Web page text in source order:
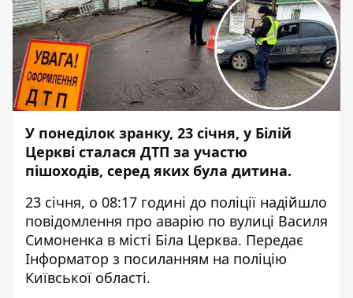
У понеділок зранку, 23 січня, у Білій
Церкві сталася ДТП за участю
пішоходів, серед яких була дитина.
23 січня, о 08:17 годині до поліції надійшло
повідомлення про аварію по вулиці Василя
Симоненка в місті Біла Церква. Передає
Інформатор з посиланням на поліцію
Київської області.